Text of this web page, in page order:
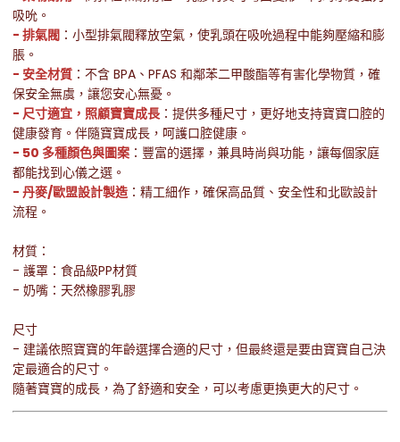
吸吮。
- 排氣閥 ：小型排氣閥釋放空氣，使乳頭在吸吮過程中能夠壓縮和膨
脹。
- 安全材質 ：不含 BPA、PFAS 和鄰苯二甲酸酯等有害化學物質，確
保安全無虞，讓您安心無憂。
- 尺寸適宜，照顧寶寶成長 ：提供多種尺寸，更好地支持寶寶口腔的
健康發育。伴隨寶寶成長，呵護口腔健康。
- 50 多種顏色與圖案 ：豐富的選擇，兼具時尚與功能，讓每個家庭
都能找到心儀之選。
- 丹麥/歐盟設計製造 ：精工細作，確保高品質、安全性和北歐設計
流程。
材質：
- 護罩：食品級PP材質
- 奶嘴：天然橡膠乳膠
尺寸
- 建議依照寶寶的年齡選擇合適的尺寸，但最終還是要由寶寶自己決
定最適合的尺寸。
隨著寶寶的成長，為了舒適和安全，可以考慮更換更大的尺寸。